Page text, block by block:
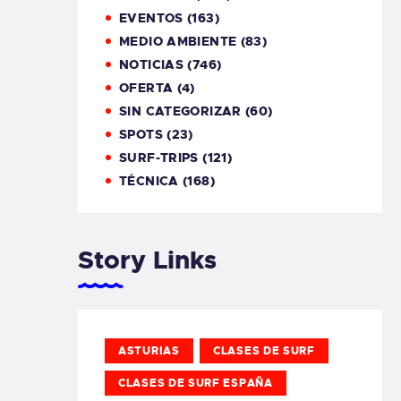
EVENTOS (163)
MEDIO AMBIENTE (83)
NOTICIAS (746)
OFERTA (4)
SIN CATEGORIZAR (60)
SPOTS(23)
SURF-TRIPS (121)
TÉCNICA (168)
Story Links
ASTURIAS CLASES DE SURF
CLASES DE SURF ESPAÑA